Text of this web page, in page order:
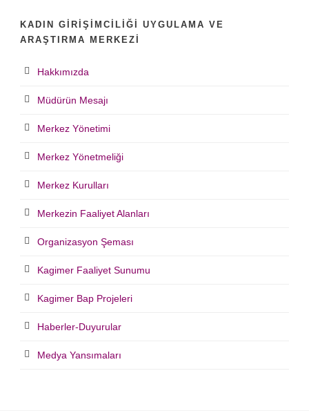
KADIN GIRIŞIMCILIĞI UYGULAMA VE
ARAŞTIRMA MERKEZI
Hakkımızda
Müdürün Mesajı
Merkez Yönetimi
Merkez Yönetmeliği
Merkez Kurulları
Merkezin Faaliyet Alanları
Organizasyon Şeması
Kagimer Faaliyet Sunumu
Kagimer Bap Projeleri
Haberler-Duyurular
Medya Yansımaları